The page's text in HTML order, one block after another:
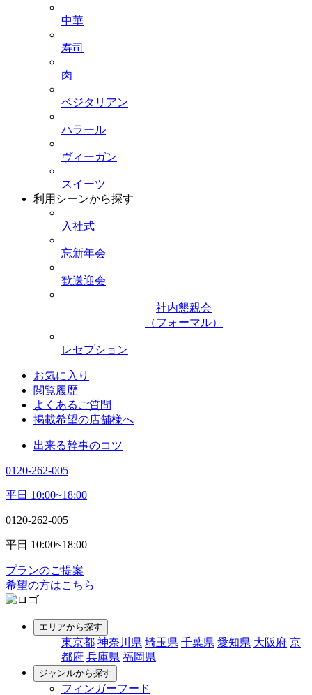
中華
寿司
肉
ベジタリアン
ハラール
ヴィーガン
スイーツ
利用シーンから探す
入社式
忘新年会
歓送迎会
社内懇親会
（フォーマル）
レセプション
お気に入り
閲覧履歴
よくあるご質問
掲載希望の店舗様へ
出来る幹事のコツ
0120-262-005
平日 10:00~18:00
0120-262-005
平日 10:00~18:00
プランのご提案
希望の方はこちら
エリアから探す
東京都 神奈川県 埼玉県 千葉県 愛知県 大阪府 京
都府 兵庫県 福岡県
ジャンルから探す
フィンガーフード